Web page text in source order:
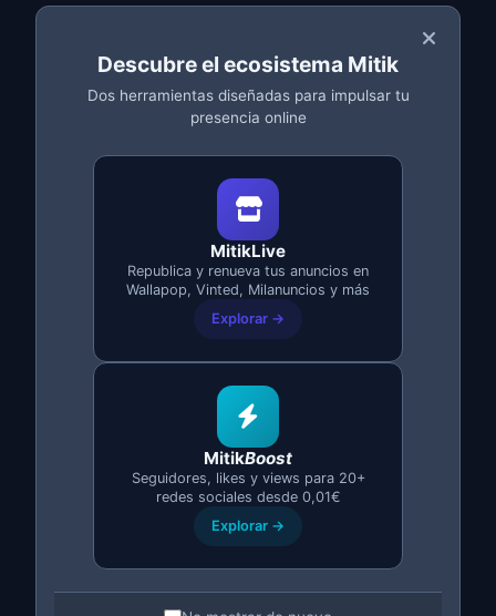
Nombre completo* Email*
Teléfono (opcional)
Presupuesto
aproximado
Describe tu proyecto*
Descubre el ecosistema Mitik
Dos herramientas diseñadas para impulsar tu
presencia online
MitikLive
Republica y renueva tus anuncios en
Wallapop, Vinted, Milanuncios y más
Explorar →
MitikBoost
Seguidores, likes y views para 20+
redes sociales desde 0,01€
Explorar →